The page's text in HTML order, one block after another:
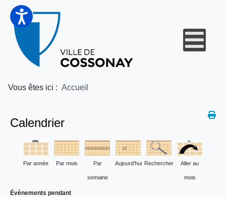
Vous êtes ici : Accueil
Calendrier
Par année Par mois Par
semaine
Aujourd'hui Rechercher Aller au
mois
Évènements pendant